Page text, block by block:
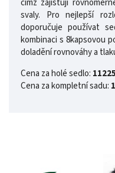
čímž zajišťují
svaly. Pro nejlepší
doporučuje používat
kombinaci s 8kapsovou
doladění rovnováhy a
Cena za holé sedlo:
Cena za kompletní sadu: